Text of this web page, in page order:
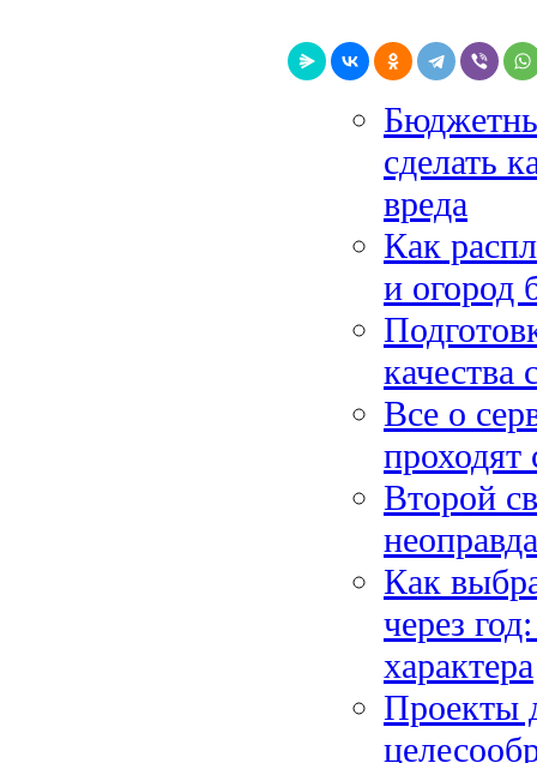
сделать
вреда
Как
и огород
качества
Все о
проходят
Второй
Как
через
характера
Проекты